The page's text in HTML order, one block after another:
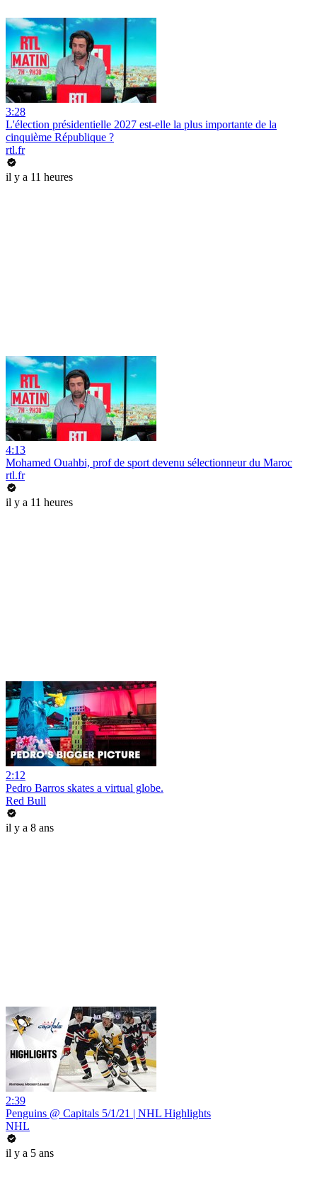
3:28
L'élection présidentielle 2027 est-elle la plus importante de la
cinquième République ?
rtl.fr
il y a 11 heures
4:13
Mohamed Ouahbi, prof de sport devenu sélectionneur du Maroc
rtl.fr
il y a 11 heures
2:12
Pedro Barros skates a virtual globe.
Red Bull
il y a 8 ans
2:39
Penguins @ Capitals 5/1/21 | NHL Highlights
NHL
il y a 5 ans